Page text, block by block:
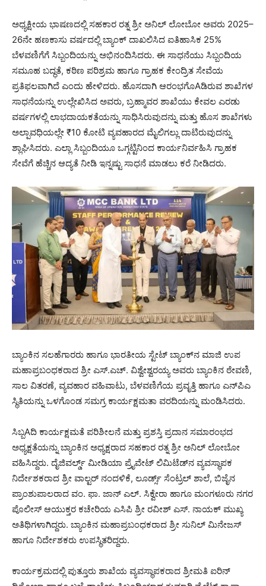
ಅಧ್ಯಕ್ಷೀಯ ಭಾಷಣದಲ್ಲಿ ಸಹಕಾರ ರತ್ನ ಶ್ರೀ ಅನಿಲ್ ಲೋಬೋ ಅವರು 2025–
26ನೇ ಹಣಕಾಸು ವರ್ಷದಲ್ಲಿ ಬ್ಯಾಂಕ್ ದಾಖಲಿಸಿದ ಐತಿಹಾಸಿಕ 25%
ಬೆಳವಣಿಗೆಗೆ ಸಿಬ್ಬಂದಿಯನ್ನು ಅಭಿನಂದಿಸಿದರು. ಈ ಸಾಧನೆಯು ಸಿಬ್ಬಂದಿಯ
ಸಮೂಹ ಬದ್ಧತೆ, ಕಠಿಣ ಪರಿಶ್ರಮ ಹಾಗೂ ಗ್ರಾಹಕ ಕೇಂದ್ರಿತ ಸೇವೆಯ
ಪ್ರತಿಫಲವಾಗಿದೆ ಎಂದು ಹೇಳಿದರು. ಹೊಸದಾಗಿ ಆರಂಭಗೊAಡಿರುವ ಶಾಖೆಗಳ
ಸಾಧನೆಯನ್ನು ಉಲ್ಲೇಖಿಸಿದ ಅವರು, ಬ್ರಹ್ಮಾವರ ಶಾಖೆಯು ಕೇವಲ ಎರಡು
ವರ್ಷಗಳಲ್ಲಿ ಲಾಭದಾಯಕತೆಯನ್ನು ಸಾಧಿಸಿರುವುದನ್ನು ಮತ್ತು ಹೊಸ ಶಾಖೆಗಳು
ಅಲ್ಪಾವಧಿಯಲ್ಲೇ ₹10 ಕೋಟಿ ವ್ಯವಹಾರದ ಮೈಲಿಗಲ್ಲು ದಾಟಿರುವುದನ್ನು
ಶ್ಲಾಘಿಸಿದರು. ಎಲ್ಲಾ ಸಿಬ್ಬಂದಿಯೂ ಒಗ್ಗಟ್ಟಿನಿಂದ ಕಾರ್ಯನಿರ್ವಹಿಸಿ ಗ್ರಾಹಕ
ಸೇವೆಗೆ ಹೆಚ್ಚಿನ ಆದ್ಯತೆ ನೀಡಿ ಇನ್ನಷ್ಟು ಸಾಧನೆ ಮಾಡಲು ಕರೆ ನೀಡಿದರು.
ಬ್ಯಾಂಕಿನ ಸಲಹೆಗಾರರು ಹಾಗೂ ಭಾರತೀಯ ಸ್ಟೇಟ್ ಬ್ಯಾಂಕ್‌ನ ಮಾಜಿ ಉಪ
ಮಹಾಪ್ರಬಂಧಕರಾದ ಶ್ರೀ ಎಸ್.ಎಚ್. ವಿಶ್ವೇಶ್ವರಯ್ಯ ಅವರು ಬ್ಯಾಂಕಿನ ಠೇವಣಿ,
ಸಾಲ ವಿತರಣೆ, ವ್ಯವಹಾರ ವಹಿವಾಟು, ಬೆಳವಣಿಗೆಯ ಪ್ರವೃತ್ತಿ ಹಾಗೂ ಎನ್‌ಪಿಎ
ಸ್ಥಿತಿಯನ್ನು ಒಳಗೊಂಡ ಸಮಗ್ರ ಕಾರ್ಯಕ್ಷಮತಾ ವರದಿಯನ್ನು ಮಂಡಿಸಿದರು.
ಸಿಬ್ಬAದಿ ಕಾರ್ಯಕ್ಷಮತೆ ಪರಿಶೀಲನೆ ಮತ್ತು ಪ್ರಶಸ್ತಿ ಪ್ರದಾನ ಸಮಾರಂಭದ
ಅಧ್ಯಕ್ಷತೆಯನ್ನು ಬ್ಯಾಂಕಿನ ಅಧ್ಯಕ್ಷರಾದ ಸಹಕಾರ ರತ್ನ ಶ್ರೀ ಅನಿಲ್ ಲೋಬೋ
ವಹಿಸಿದ್ದರು. ದೈಜಿವರ್ಲ್ಡ್ ಮೀಡಿಯಾ ಪ್ರೈವೇಟ್ ಲಿಮಿಟೆಡ್‌ನ ವ್ಯವಸ್ಥಾಪಕ
ನಿರ್ದೇಶಕರಾದ ಶ್ರೀ ವಾಲ್ಟರ್ ನಂದಳಿಕೆ, ಲೂರ್ಡ್ಸ್ ಸೆಂಟ್ರಲ್ ಶಾಲೆ, ಬಿಜೈನ
ಪ್ರಾಂಶುಪಾಲರಾದ ವಂ. ಫಾ. ಜಾನ್ ಎಲ್. ಸಿಕ್ವೇರಾ ಹಾಗೂ ಮಂಗಳೂರು ನಗರ
ಪೊಲೀಸ್ ಆಯುಕ್ತರ ಕಚೇರಿಯ ಎಸಿಪಿ ಶ್ರೀ ರವೀಶ್ ಎಸ್. ನಾಯಕ್ ಮುಖ್ಯ
ಅತಿಥಿಗಳಾಗಿದ್ದರು. ಬ್ಯಾಂಕಿನ ಮಹಾಪ್ರಬಂಧಕರಾದ ಶ್ರೀ ಸುನಿಲ್ ಮಿನೇಜಸ್
ಹಾಗೂ ನಿರ್ದೇಶಕರು ಉಪಸ್ಥಿತರಿದ್ದರು.
ಕಾರ್ಯಕ್ರಮದಲ್ಲಿ ಪುತ್ತೂರು ಶಾಖೆಯ ವ್ಯವಸ್ಥಾಪಕರಾದ ಶ್ರೀಮತಿ ಐರಿನ್